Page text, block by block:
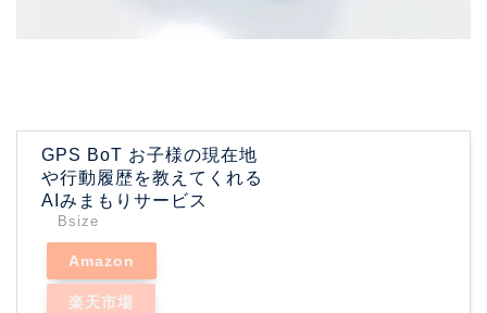
GPS BoT お子様の現在地
や行動履歴を教えてくれる
AIみまもりサービス
Bsize
Amazon
楽天市場